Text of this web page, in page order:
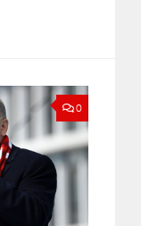
0